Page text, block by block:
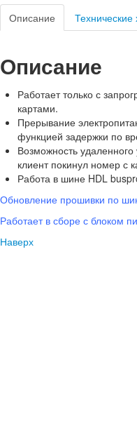
Описание Технические
Описание
Работает только с
картами.
Прерывание
функцией задержки по
Возможность
клиент покинул номер с
Работа в шине HDL
Обновление прошивки по
Работает в сборе с блоком
Наверх